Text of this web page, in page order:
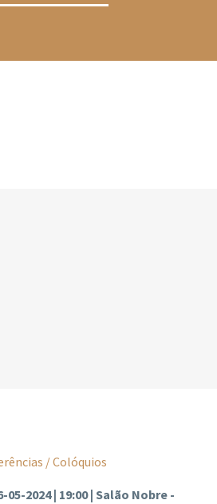
/ Colóquios
05-2024 | 19:00 | Salão Nobre -